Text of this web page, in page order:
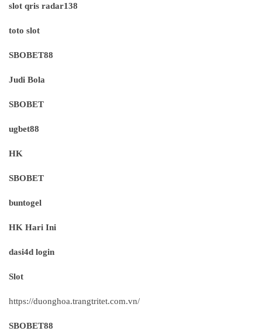
slot qris radar138
toto slot
SBOBET88
Judi Bola
SBOBET
ugbet88
HK
SBOBET
buntogel
HK Hari Ini
dasi4d login
Slot
https://duonghoa.trangtritet.com.vn/
SBOBET88